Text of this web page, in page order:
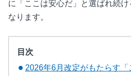
に「ここは安心だ」と選ばれ続
なります。
目次
2026年6月改定がもたらす「